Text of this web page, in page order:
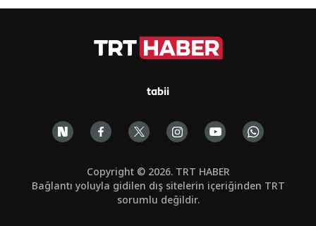
tabii
Copyright © 2026. TRT HABER
Bağlantı yoluyla gidilen dış sitelerin içeriğinden TRT
sorumlu değildir.